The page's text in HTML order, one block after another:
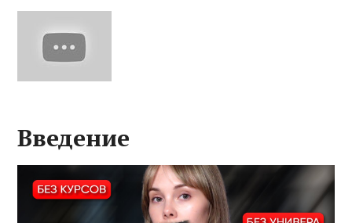
Введение